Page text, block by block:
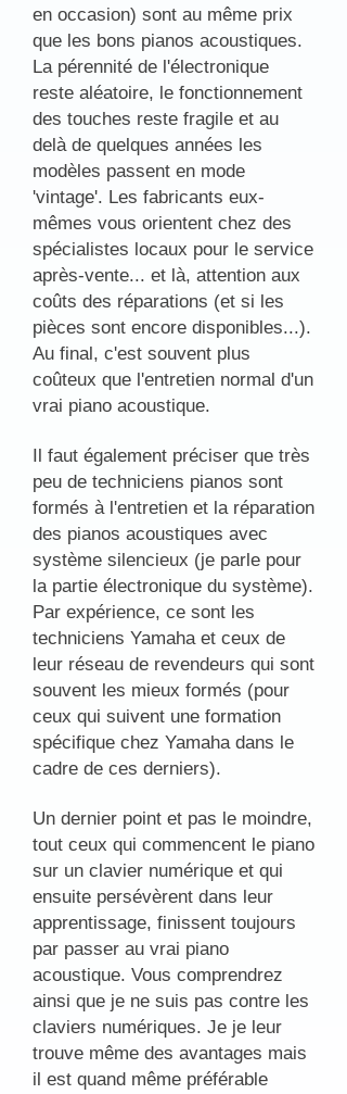
en occasion) sont au même prix
que les bons pianos acoustiques.
La pérennité de l'électronique
reste aléatoire, le fonctionnement
des touches reste fragile et au
delà de quelques années les
modèles passent en mode
'vintage'. Les fabricants eux-
mêmes vous orientent chez des
spécialistes locaux pour le service
après-vente... et là, attention aux
coûts des réparations (et si les
pièces sont encore disponibles...).
Au final, c'est souvent plus
coûteux que l'entretien normal d'un
vrai piano acoustique.
Il faut également préciser que très
peu de techniciens pianos sont
formés à l'entretien et la réparation
des pianos acoustiques avec
système silencieux (je parle pour
la partie électronique du système).
Par expérience, ce sont les
techniciens Yamaha et ceux de
leur réseau de revendeurs qui sont
souvent les mieux formés (pour
ceux qui suivent une formation
spécifique chez Yamaha dans le
cadre de ces derniers).
Un dernier point et pas le moindre,
tout ceux qui commencent le piano
sur un clavier numérique et qui
ensuite persévèrent dans leur
apprentissage, finissent toujours
par passer au vrai piano
acoustique. Vous comprendrez
ainsi que je ne suis pas contre les
claviers numériques. Je je leur
trouve même des avantages mais
il est quand même préférable